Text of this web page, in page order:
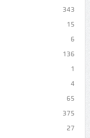
343
15
6
136
1
4
65
375
27